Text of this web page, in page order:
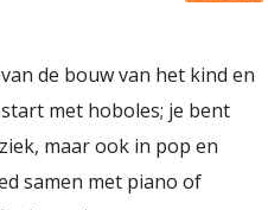
de bouw van het kind en
met hoboles; je bent
maar ook in pop en
samen met piano of